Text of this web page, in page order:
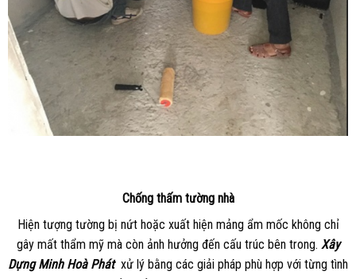
Chống thấm tường nhà
Hiện tượng tường bị nứt hoặc xuất hiện mảng ẩm mốc không chỉ
gây mất thẩm mỹ mà còn ảnh hưởng đến cấu trúc bên trong. Xây
Dựng Minh Hoà Phát xử lý bằng các giải pháp phù hợp với từng tình